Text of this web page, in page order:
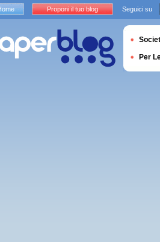
Proponi il tuo blog Seguici su
Per